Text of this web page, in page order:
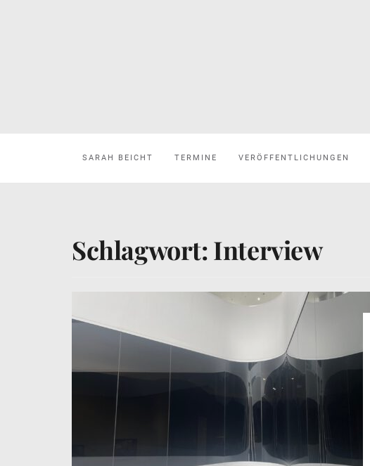
SARAH BEICHT TERMINE VERÖFFENTLICHUNGEN
Schlagwort:Interview